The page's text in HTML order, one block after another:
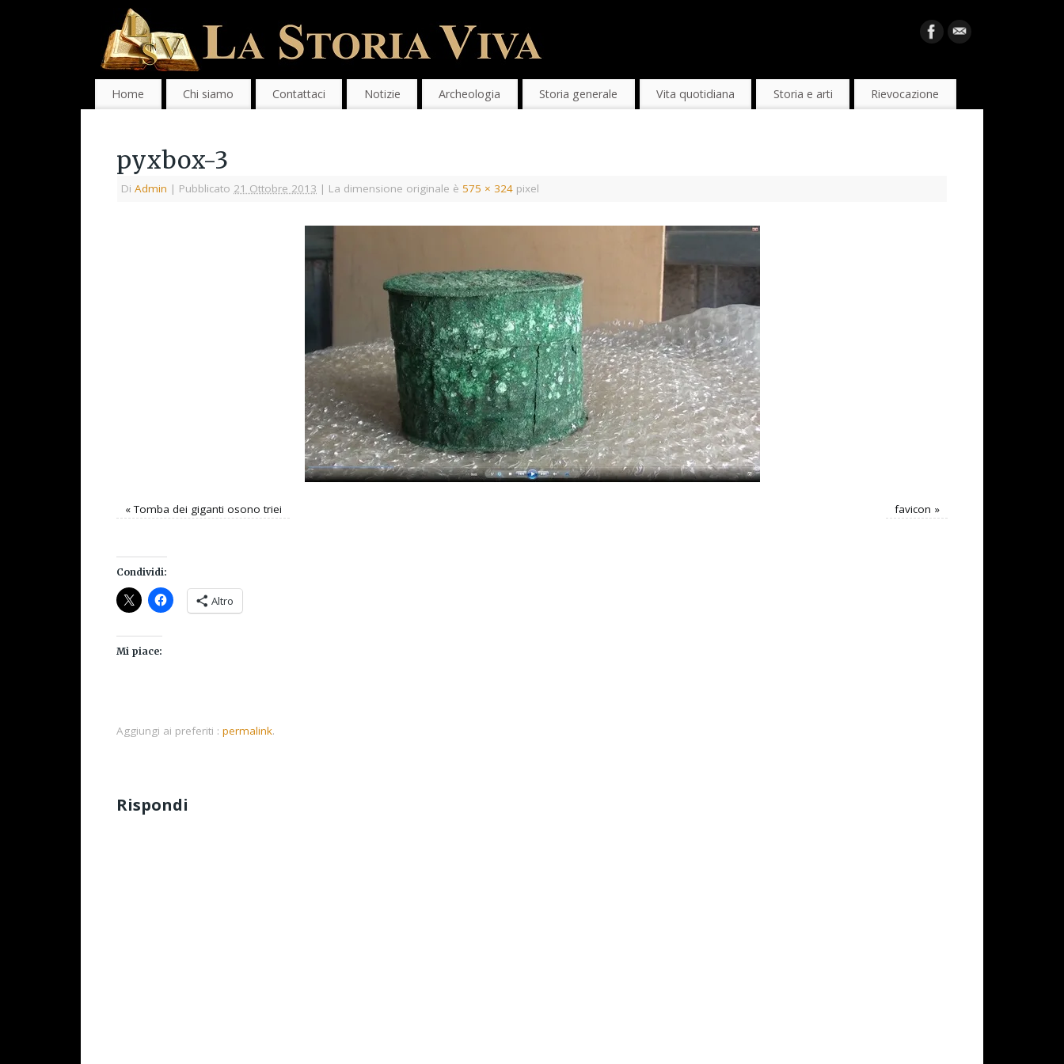
Home Chi siamo Contattaci Notizie Archeologia Storia generale Vita quotidiana Storia e arti Rievocazione
pyxbox-3
Di Admin | Pubblicato 21 Ottobre 2013 | La dimensione originale è 575 × 324 pixel
«Tomba dei giganti osono triei favicon »
Condividi:
Altro
Mi piace:
Aggiungi ai preferiti : permalink.
Rispondi